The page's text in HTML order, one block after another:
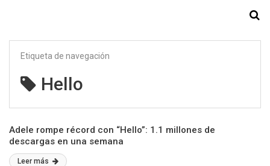
Etiqueta de navegación
Hello
Adele rompe récord con “Hello”: 1.1 millones de
descargas en una semana
Leer más